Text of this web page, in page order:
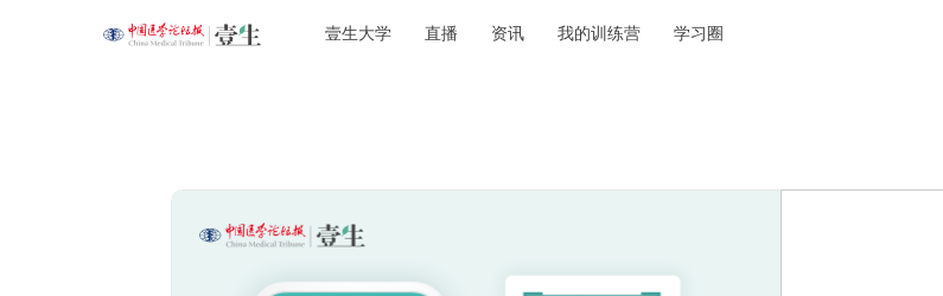
壹生大学 直播 资讯 我的训练营 学习圈